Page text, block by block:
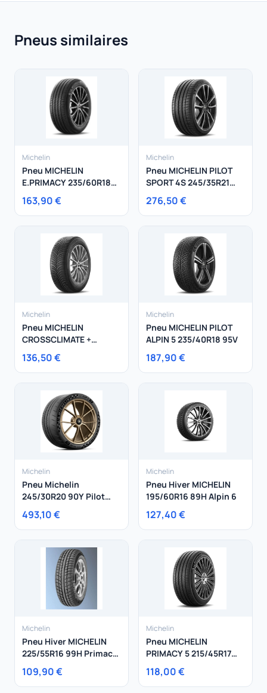
Pneus similaires
Michelin
Pneu MICHELIN
E.PRIMACY 235/60R18
103W
163,90 €
Michelin
Pneu MICHELIN PILOT
SPORT 4S 245/35R21
96Y
276,50 €
Michelin
Pneu MICHELIN
CROSSCLIMATE +
175/60R15 85H
136,50 €
Michelin
Pneu MICHELIN PILOT
ALPIN 5 235/40R18 95V
187,90 €
Michelin
Pneu Michelin
245/30R20 90Y Pilot
Sport Cup 2 R XL
493,10 €
Michelin
Pneu Hiver MICHELIN
195/60R16 89H Alpin 6
127,40 €
Michelin
Pneu Hiver MICHELIN
225/55R16 99H Primacy
Alpin PA3 MO XL
109,90 €
Michelin
Pneu MICHELIN
PRIMACY 5 215/45R17
87W
118,00 €